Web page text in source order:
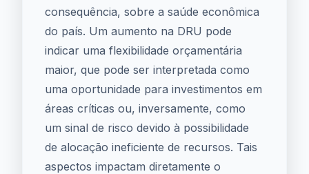
consequência, sobre a saúde econômica
do país. Um aumento na DRU pode
indicar uma flexibilidade orçamentária
maior, que pode ser interpretada como
uma oportunidade para investimentos em
áreas críticas ou, inversamente, como
um sinal de risco devido à possibilidade
de alocação ineficiente de recursos. Tais
aspectos impactam diretamente o